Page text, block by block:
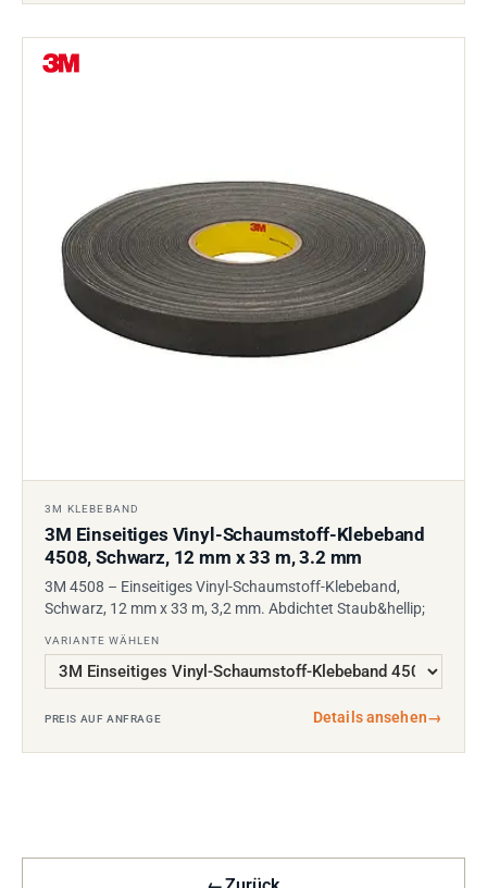
3M KLEBEBAND
3M Einseitiges Vinyl-Schaumstoff-Klebeband
4508, Schwarz, 12 mm x 33 m, 3.2 mm
3M 4508 – Einseitiges Vinyl-Schaumstoff-Klebeband,
Schwarz, 12 mm x 33 m, 3,2 mm. Abdichtet Staub&hellip;
VARIANTE WÄHLEN
PREIS AUF ANFRAGE Details ansehen→